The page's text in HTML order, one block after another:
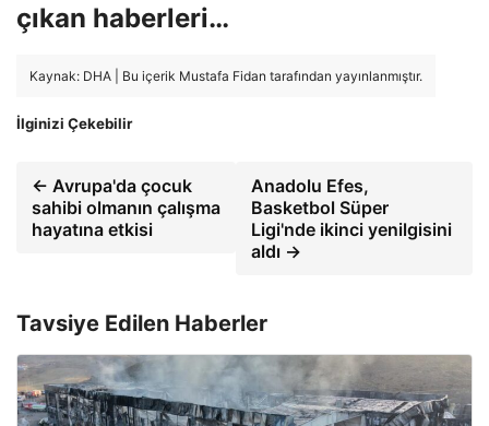
çıkan haberleri…
Kaynak: DHA | Bu içerik Mustafa Fidan tarafından yayınlanmıştır.
İlginizi Çekebilir
← Avrupa'da çocuk
sahibi olmanın çalışma
hayatına etkisi
Anadolu Efes,
Basketbol Süper
Ligi'nde ikinci yenilgisini
aldı →
Tavsiye Edilen Haberler